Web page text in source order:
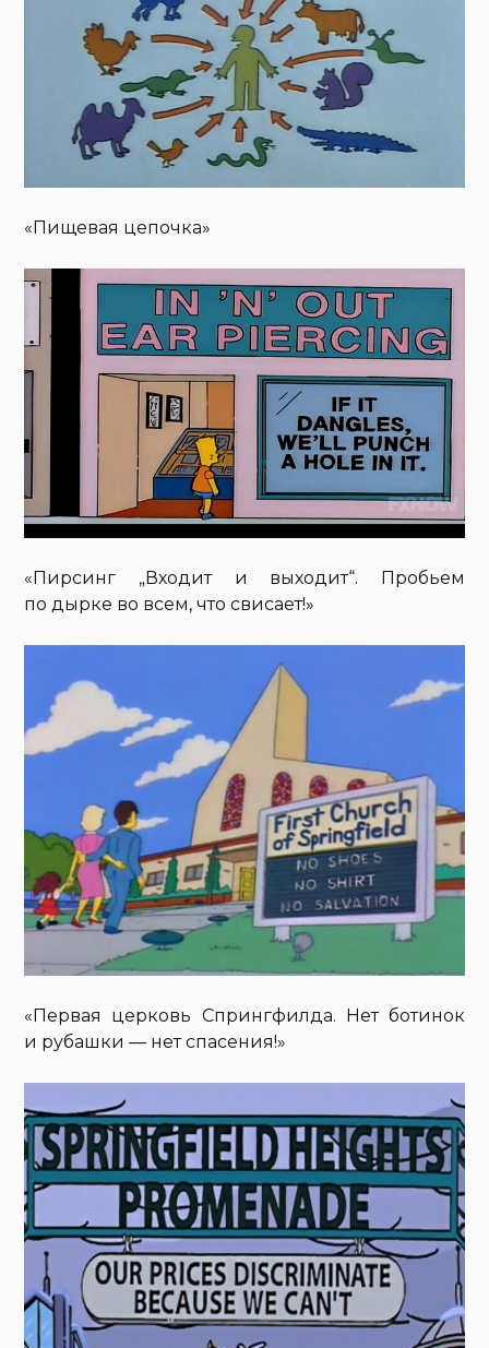
«Пищевая цепочка»
«Пирсинг „Входит и выходит“. Пробьем
по дырке во всем, что свисает!»
«Первая церковь Спрингфилда. Нет ботинок
и рубашки — нет спасения!»